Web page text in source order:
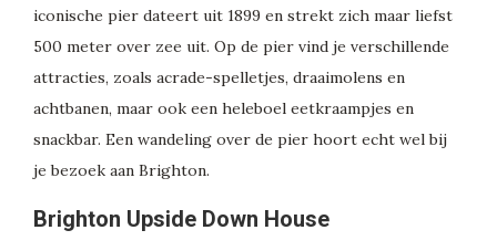
iconische pier dateert uit 1899 en strekt zich maar liefst
500 meter over zee uit. Op de pier vind je verschillende
attracties, zoals acrade-spelletjes, draaimolens en
achtbanen, maar ook een heleboel eetkraampjes en
snackbar. Een wandeling over de pier hoort echt wel bij
je bezoek aan Brighton.
Brighton Upside Down House